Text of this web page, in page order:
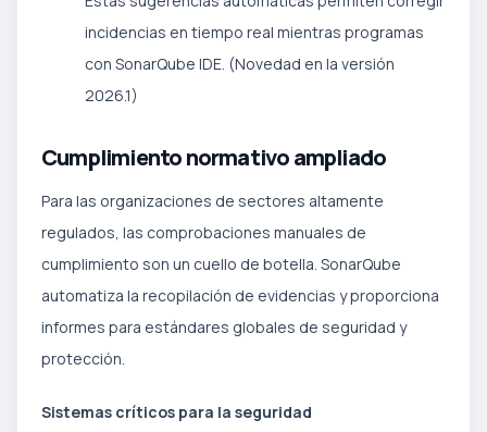
incidencias en tiempo real mientras programas
con SonarQube IDE. (Novedad en la versión
2026.1)
Cumplimiento normativo ampliado
Para las organizaciones de sectores altamente
regulados, las comprobaciones manuales de
cumplimiento son un cuello de botella. SonarQube
automatiza la recopilación de evidencias y proporciona
informes para estándares globales de seguridad y
protección.
Sistemas críticos para la seguridad